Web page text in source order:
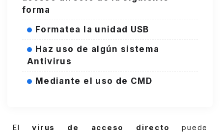
forma
Formatea la unidad USB
Haz uso de algún sistema
Antivirus
Mediante el uso de CMD
Elvirus de acceso directopuede